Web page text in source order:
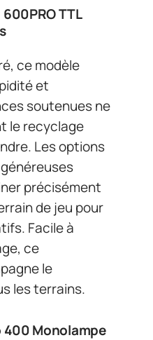
TTL
ce modèle
et
soutenues ne
le recyclage
Les options
précisément
de jeu pour
Facile à
ce
le
les terrains.
Monolampe